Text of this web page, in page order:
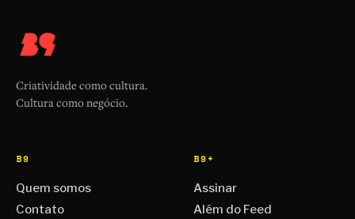
Criatividade como cultura.
Cultura como negócio.
B9
Quem somos
Contato
B9+
Assinar
Além do Feed